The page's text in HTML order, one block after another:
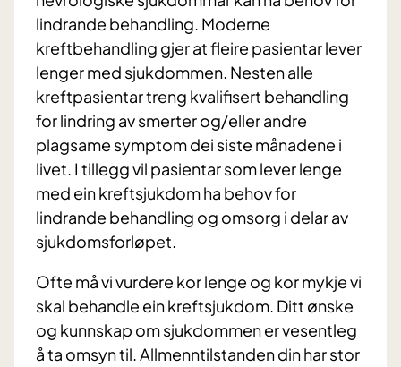
lindrande behandling. Moderne
kreftbehandling gjer at fleire pasientar lever
lenger med sjukdommen. Nesten alle
kreftpasientar treng kvalifisert behandling
for lindring av smerter og/eller andre
plagsame symptom dei siste månadene i
livet. I tillegg vil pasientar som lever lenge
med ein kreftsjukdom ha behov for
lindrande behandling og omsorg i delar av
sjukdomsforløpet.
Ofte må vi vurdere kor lenge og kor mykje vi
skal behandle ein kreftsjukdom. Ditt ønske
og kunnskap om sjukdommen er vesentleg
å ta omsyn til. Allmenntilstanden din har stor